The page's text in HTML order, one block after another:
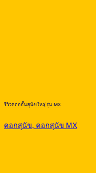
รีวิวคอกกั้นสุนัขใหญ่รุ่น MX
คอกสุนัข, คอกสุนัข MX